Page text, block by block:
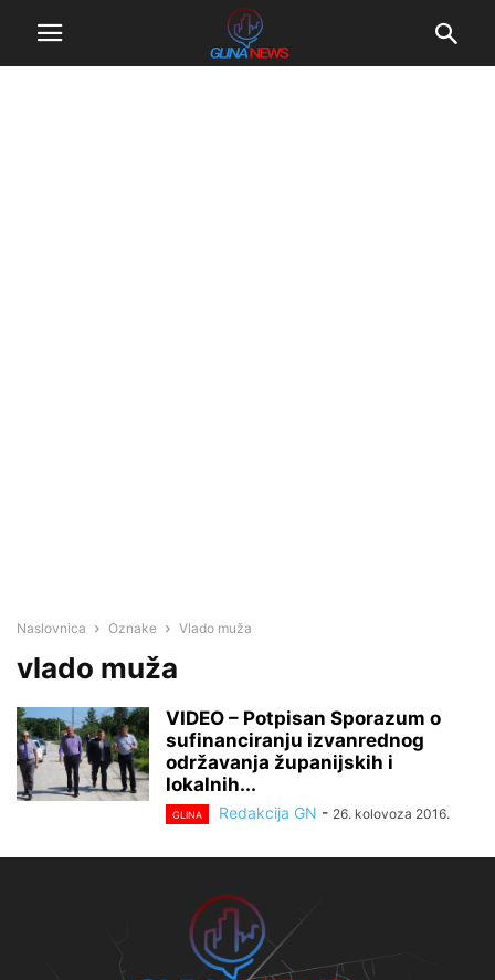
Naslovnica Oznake Vlado muža
vlado muža
VIDEO – Potpisan Sporazum o
sufinanciranju izvanrednog
održavanja županijskih i
lokalnih...
GLINA Redakcija GN - 26. kolovoza 2016.